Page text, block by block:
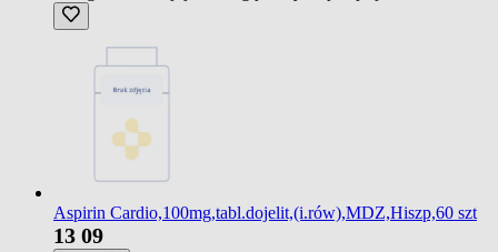
Aspirin Cardio,100mg,tabl.dojelit,(i.rów),MDZ,Hiszp,60 szt
13 09